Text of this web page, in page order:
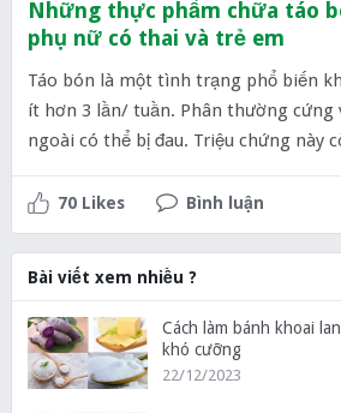
Những thực phẩm chữa táo
phụ nữ có thai và trẻ em
Táo bón là một tình trạng phổ biến
ít hơn 3 lần/ tuần. Phân thường cứng
ngoài có thể bị đau. Triệu chứng này
70 Likes Bình luận
Bài viết xem nhiều ?
Cách làm bánh khoai
khó cưỡng
22/12/2023